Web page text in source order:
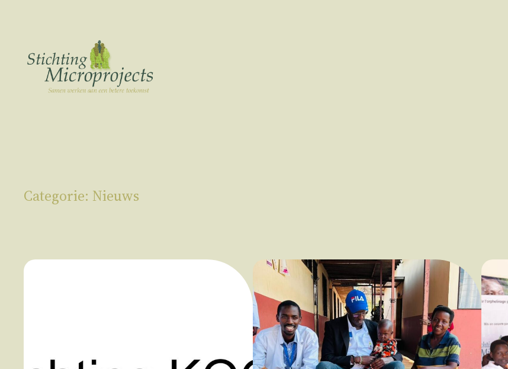
inhoud
Categorie: Nieuws